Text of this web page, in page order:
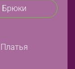
Брюки
Платья